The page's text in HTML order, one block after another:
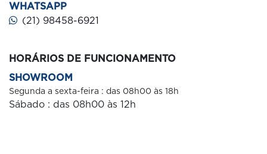
WHATSAPP
(21) 98458-6921
HORÁRIOS DE FUNCIONAMENTO
SHOWROOM
Segunda a sexta-feira : das 08h00 às 18h
Sábado : das 08h00 às 12h